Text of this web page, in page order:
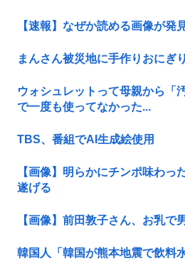
【速報】なぜか読める画像が発
まんさん被災地に手作りおにぎ
ウォシュレットって母親から「
で一度も使ってなかった...
TBS、番組でAI生成絵使用
【画像】明らかにチンポ味わっ
遂げる
【画像】前田敦子さん、お乳で
韓国人「韓国が熊本地震で飲料